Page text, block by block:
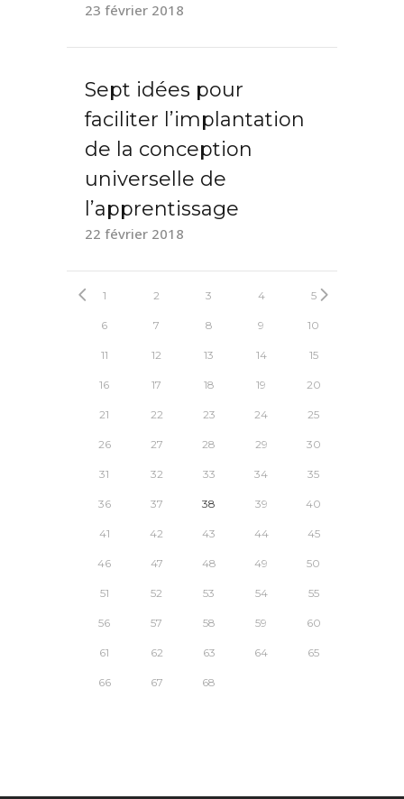
23 février 2018
Sept idées pour
faciliter l’implantation
de la conception
universelle de
l’apprentissage
22 février 2018
1 2 3 4 5
6 7 8 9 10
11 12 13 14 15
16 17 18 19 20
21 22 23 24 25
26 27 28 29 30
31 32 33 34 35
36 37 38 39 40
41 42 43 44 45
46 47 48 49 50
51 52 53 54 55
56 57 58 59 60
61 62 63 64 65
66 67 68